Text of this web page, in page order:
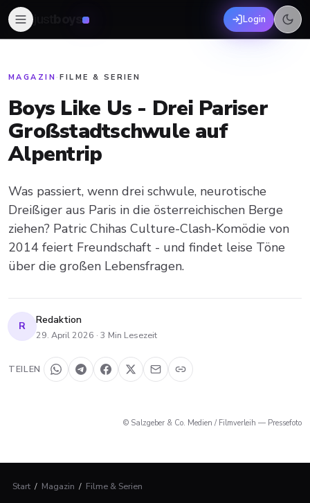
boys Login
MAGAZIN ·FILME & SERIEN
Boys Like Us - Drei Pariser
Großstadtschwule auf
Alpentrip
Was passiert, wenn drei schwule, neurotische
Dreißiger aus Paris in die österreichischen Berge
ziehen? Patric Chihas Culture-Clash-Komödie von
2014 feiert Freundschaft - und findet leise Töne
über die großen Lebensfragen.
R Redaktion
29. April 2026 · 3 Min Lesezeit
TEILEN
© Salzgeber & Co. Medien / Filmverleih — Pressefoto
Start / Magazin / Filme & Serien